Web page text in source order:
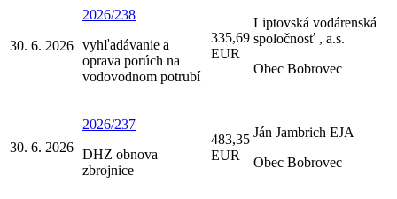
30. 6. 2026
2026/238
vyhľadávanie a
oprava porúch na
vodovodnom potrubí
335,69
EUR
Liptovská vodárenská
spoločnosť , a.s.
Obec Bobrovec
30. 6. 2026
2026/237
DHZ obnova
zbrojnice
483,35
EUR
Ján Jambrich EJA
Obec Bobrovec